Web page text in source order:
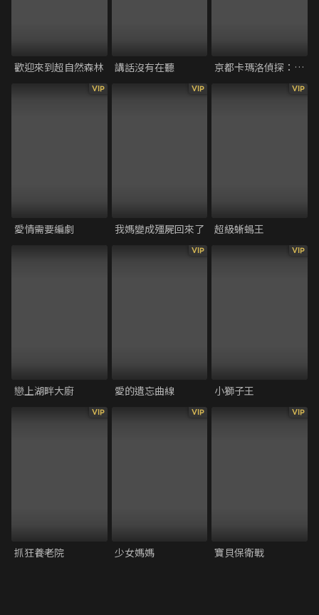
歡迎來到超自然森林 講話沒有在聽 京都卡瑪洛偵探：尋找失蹤的男人
VIP
愛情需要編劇
VIP
我媽變成殭屍回來了
VIP
超級蜥蜴王
戀上湖畔大廚
VIP
愛的遺忘曲線
VIP
小獅子王
VIP
抓狂養老院
VIP
少女媽媽
VIP
寶貝保衛戰